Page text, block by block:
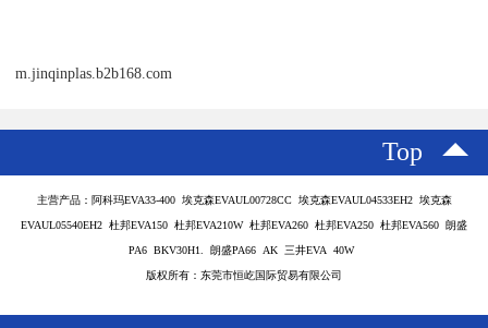
m.jinqinplas.b2b168.com
Top
主营产品：阿科玛EVA33-400 埃克森EVAUL00728CC 埃克森EVAUL04533EH2 埃克森
EVAUL05540EH2 杜邦EVA150 杜邦EVA210W 杜邦EVA260 杜邦EVA250 杜邦EVA560 朗盛
PA6 BKV30H1. 朗盛PA66 AK 三井EVA 40W
版权所有：东莞市恒屹国际贸易有限公司